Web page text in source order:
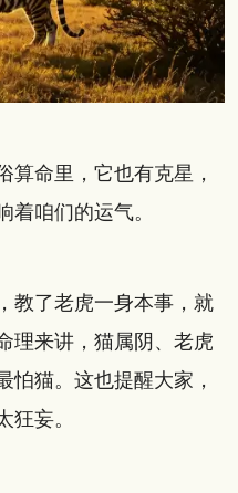
算命里，它也有克星，
着咱们的运气。
教了老虎一身本事，就
理来讲，猫属阴、老虎
怕猫。这也提醒大家，
狂妄。